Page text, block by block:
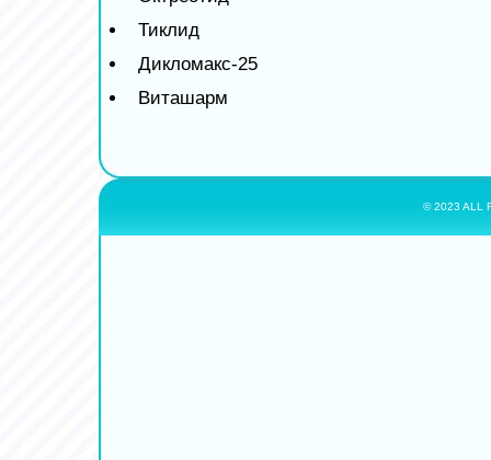
Тиклид
Дикломакс-25
Виташарм
© 2023 ALL